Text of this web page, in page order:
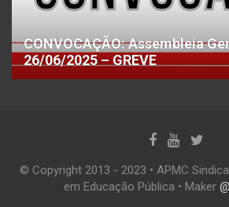
CONVOCAÇÃO: Assembleia
26/06/2025 – GREVE
© Copyright 2013 - 2023 • APMC
em Educação Pública • Maker